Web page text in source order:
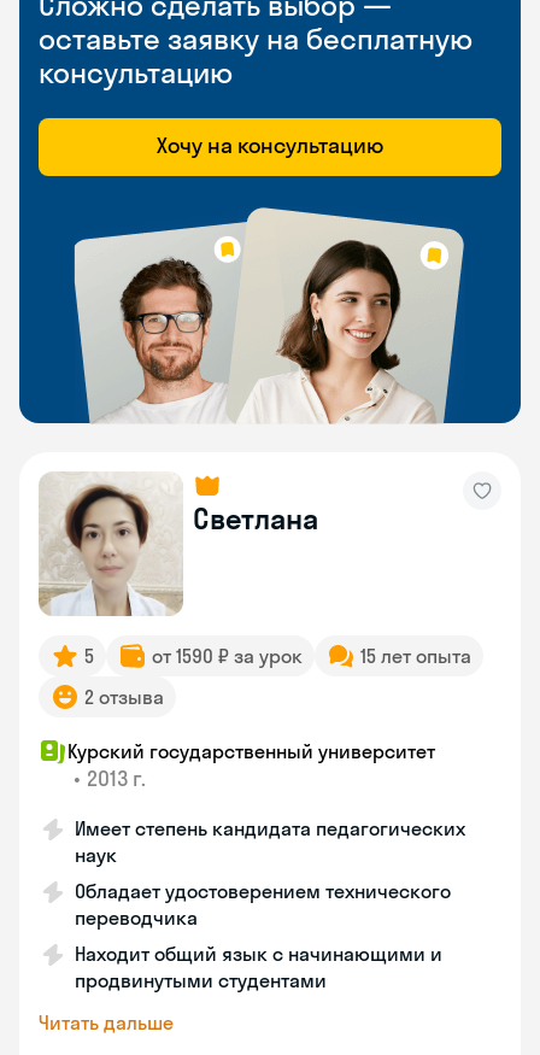
оставьте заявку на бесплатную
консультацию
Хочу на консультацию
Светлана
5 от 1590 ₽ за урок
15 лет опыта
2 отзыва
Курский государственный университет
• 2013 г.
Имеет степень кандидата педагогических
наук
Обладает удостоверением технического
переводчика
Находит общий язык с начинающими и
продвинутыми студентами
Читать дальше